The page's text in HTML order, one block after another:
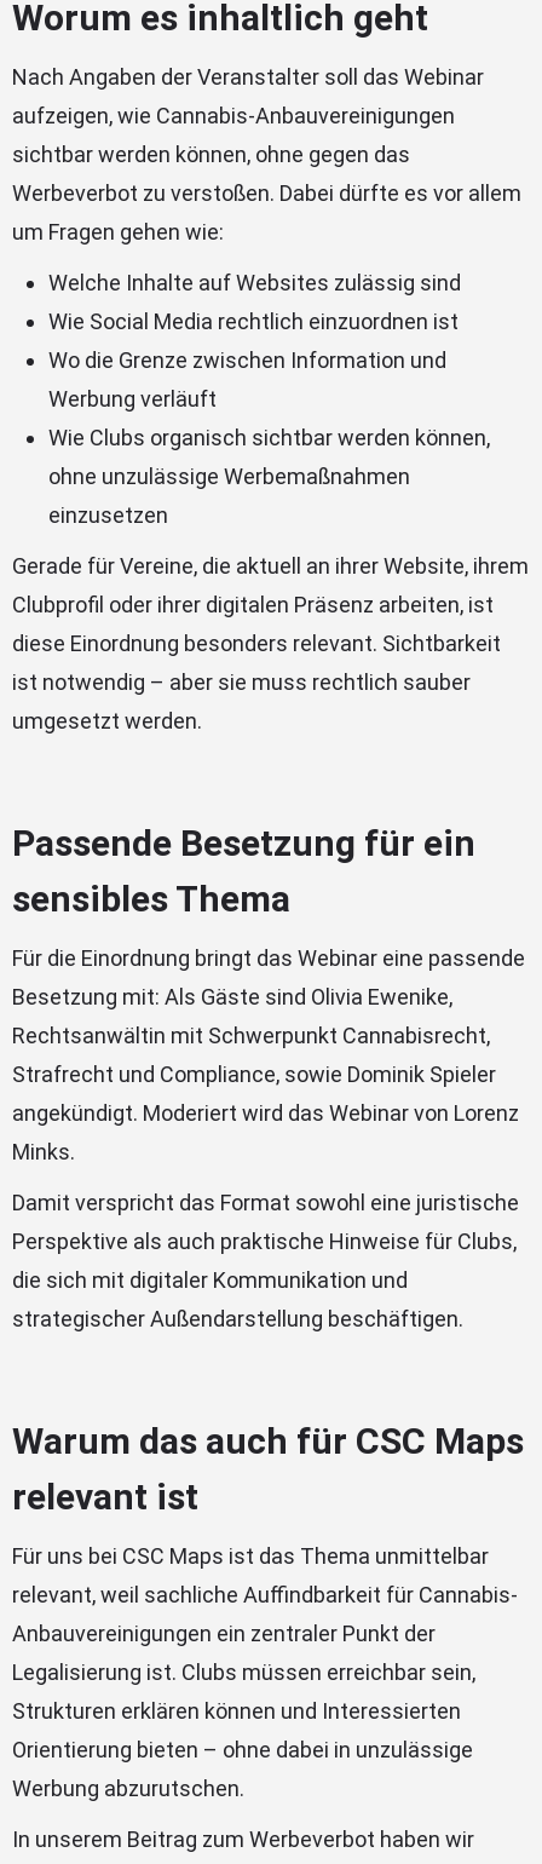
Worum es inhaltlich geht
Nach Angaben der Veranstalter soll das Webinar
aufzeigen, wie Cannabis-Anbauvereinigungen
sichtbar werden können, ohne gegen das
Werbeverbot zu verstoßen. Dabei dürfte es vor allem
um Fragen gehen wie:
Welche Inhalte auf Websites zulässig sind
Wie Social Media rechtlich einzuordnen ist
Wo die Grenze zwischen Information und
Werbung verläuft
Wie Clubs organisch sichtbar werden können,
ohne unzulässige Werbemaßnahmen
einzusetzen
Gerade für Vereine, die aktuell an ihrer Website, ihrem
Clubprofil oder ihrer digitalen Präsenz arbeiten, ist
diese Einordnung besonders relevant. Sichtbarkeit
ist notwendig – aber sie muss rechtlich sauber
umgesetzt werden.
Passende Besetzung für ein
sensibles Thema
Für die Einordnung bringt das Webinar eine passende
Besetzung mit: Als Gäste sind Olivia Ewenike,
Rechtsanwältin mit Schwerpunkt Cannabisrecht,
Strafrecht und Compliance, sowie Dominik Spieler
angekündigt. Moderiert wird das Webinar von Lorenz
Minks.
Damit verspricht das Format sowohl eine juristische
Perspektive als auch praktische Hinweise für Clubs,
die sich mit digitaler Kommunikation und
strategischer Außendarstellung beschäftigen.
Warum das auch für CSC Maps
relevant ist
Für uns bei CSC Maps ist das Thema unmittelbar
relevant, weil sachliche Auffindbarkeit für Cannabis-
Anbauvereinigungen ein zentraler Punkt der
Legalisierung ist. Clubs müssen erreichbar sein,
Strukturen erklären können und Interessierten
Orientierung bieten – ohne dabei in unzulässige
Werbung abzurutschen.
In unserem Beitrag zum Werbeverbot haben wir